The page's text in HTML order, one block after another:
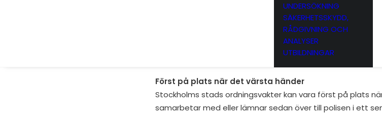
UNDERSÖKNING
SÄKERHETSSKYDD,
RÅDGIVNING OCH
ANALYSER
UTBILDNINGAR
Vesper Group genomförde förra veckan en övning i
stads mobila ordningsvakter från Avarn security. Drygt
de upplevde realistiska övningsmoment, ökade sin
och skapade mental förberedelse för att hantera en PDV-
Först på plats när det värsta händer
Stockholms stads ordningsvakter kan vara först på plats
samarbetar med eller lämnar sedan över till polisen i ett